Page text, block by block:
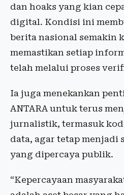
dan hoaks yang kian
digital. Kondisi ini
berita nasional semakin
memastikan setiap
telah melalui proses
Ia juga menekankan
ANTARA untuk terus
jurnalistik, termasuk
data, agar tetap menjadi
yang dipercaya publik.
“Kepercayaan